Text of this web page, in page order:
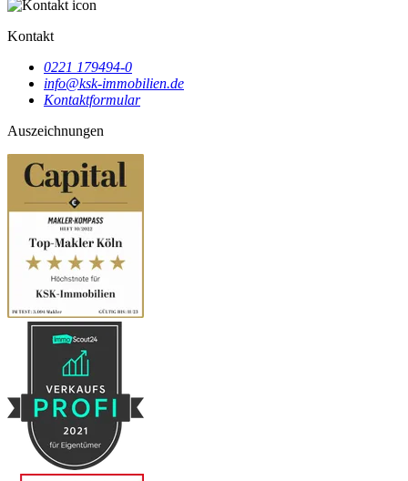
Kontakt
0221 179494-0
info@ksk-immobilien.de
Kontaktformular
Auszeichnungen